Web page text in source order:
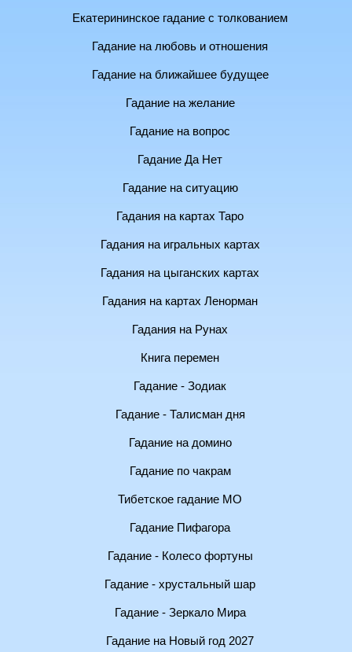
Екатерининское гадание с толкованием
Гадание на любовь и отношения
Гадание на ближайшее будущее
Гадание на желание
Гадание на вопрос
Гадание Да Нет
Гадание на ситуацию
Гадания на картах Таро
Гадания на игральных картах
Гадания на цыганских картах
Гадания на картах Ленорман
Гадания на Рунах
Книга перемен
Гадание - Зодиак
Гадание - Талисман дня
Гадание на домино
Гадание по чакрам
Тибетское гадание МО
Гадание Пифагора
Гадание - Колесо фортуны
Гадание - хрустальный шар
Гадание - Зеркало Мира
Гадание на Новый год 2027